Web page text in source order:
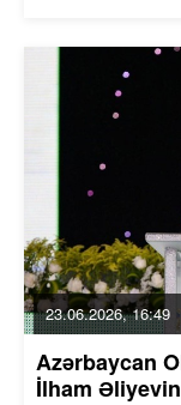
23.06.2026, 16:49
Azərbaycan
İlham